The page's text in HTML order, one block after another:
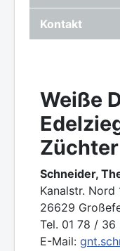
Kontakt
Weiße
Züchter
Schneider,
Kanalstr. Nord
26629
Tel. 01 78 / 36
E-Mail: